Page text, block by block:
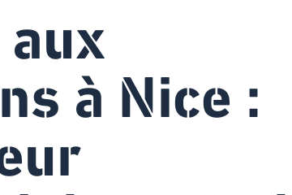
à Nice :